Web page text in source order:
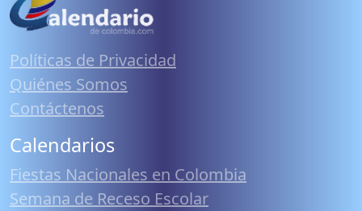
Políticas de Privacidad
Quiénes Somos
Contáctenos
Calendarios
Fiestas Nacionales en Colombia
Semana de Receso Escolar